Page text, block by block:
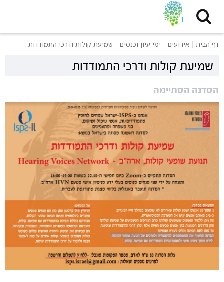
דף הבית אירועים ימי עיון וכנסים שמיעת קולות ודרכי התמודדות
שמיעת קולות ודרכי התמודדות
הסדנה הסתיימה